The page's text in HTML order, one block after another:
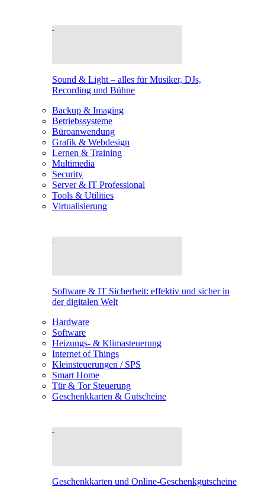
Sound & Light – alles für Musiker, DJs,
Recording und Bühne
Backup & Imaging
Betriebssysteme
Büroanwendung
Grafik & Webdesign
Lernen & Training
Multimedia
Security
Server & IT Professional
Tools & Utilities
Virtualisierung
Software & IT Sicherheit: effektiv und sicher in
der digitalen Welt
Hardware
Software
Heizungs- & Klimasteuerung
Internet of Things
Kleinsteuerungen / SPS
Smart Home
Tür & Tor Steuerung
Geschenkkarten & Gutscheine
Geschenkkarten und Online-Geschenkgutscheine